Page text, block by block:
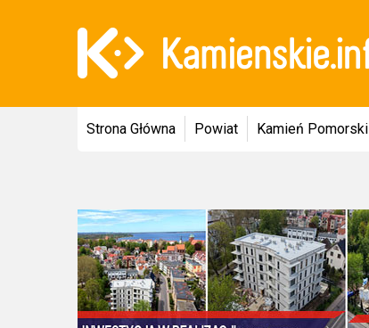
Strona Główna Powiat Kamień Pomorski